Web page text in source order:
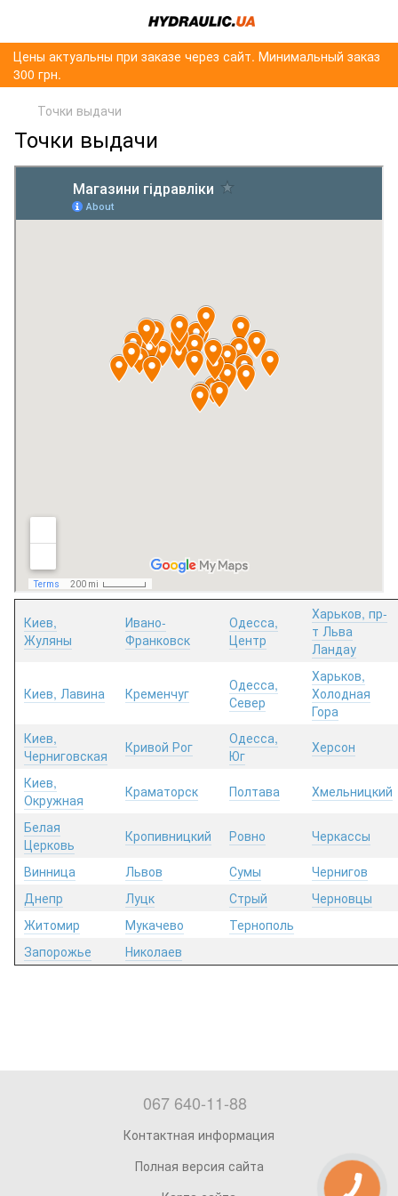
Цены актуальны при заказе через сайт. Минимальный заказ
300 грн.
Точки выдачи
Точки выдачи
Киев,
Жуляны
Ивано-
Франковск
Одесса,
Центр
Харьков, пр-
т Льва
Ландау
Киев, Лавина Кременчуг
Одесса,
Север
Харьков,
Холодная
Гора
Киев,
Черниговская
Кривой Рог
Одесса,
Юг
Херсон
Киев,
Окружная
Краматорск Полтава
Хмельницкий
Белая
Церковь
Кропивницкий Ровно
Черкассы
Винница
Львов Сумы
Чернигов
Днепр
Луцк Стрый
Черновцы
Житомир
Мукачево
Тернополь
Запорожье
Николаев
067 640-11-88
Контактная информация
Полная версия сайта